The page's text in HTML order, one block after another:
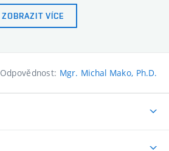
ZOBRAZIT VÍCE
Odpovědnost: Mgr. Michal Mako, Ph.D.